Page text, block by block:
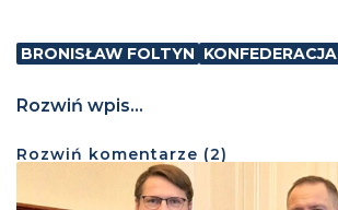
BRONISŁAW FOLTYN KONFEDERACJA
Rozwiń wpis...
Rozwiń komentarze (2)